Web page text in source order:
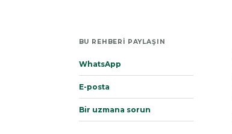
BU REHBERI PAYLAŞIN
WhatsApp
E-posta
Bir uzmana sorun